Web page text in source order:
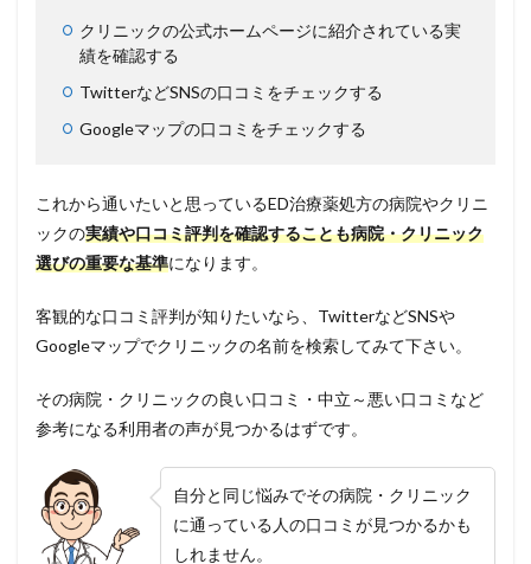
クリニックの公式ホームページに紹介されている実
績を確認する
TwitterなどSNSの口コミをチェックする
Googleマップの口コミをチェックする
これから通いたいと思っているED治療薬処方の病院やクリニ
ックの実績や口コミ評判を確認することも病院・クリニック
選びの重要な基準になります。
客観的な口コミ評判が知りたいなら、TwitterなどSNSや
Googleマップでクリニックの名前を検索してみて下さい。
その病院・クリニックの良い口コミ・中立～悪い口コミなど
参考になる利用者の声が見つかるはずです。
自分と同じ悩みでその病院・クリニック
に通っている人の口コミが見つかるかも
しれません。